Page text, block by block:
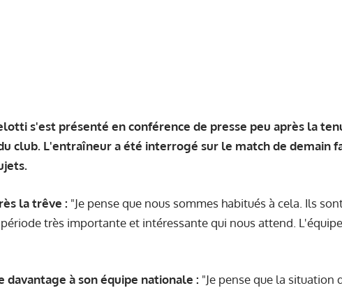
s'est présenté en conférence de presse peu après la
club. L'entraîneur a été interrogé sur le match de demain
la trêve : "Je pense que nous sommes habitués à cela. Ils
très importante et intéressante qui nous attend.
davantage à son équipe nationale : "Je pense que la situation